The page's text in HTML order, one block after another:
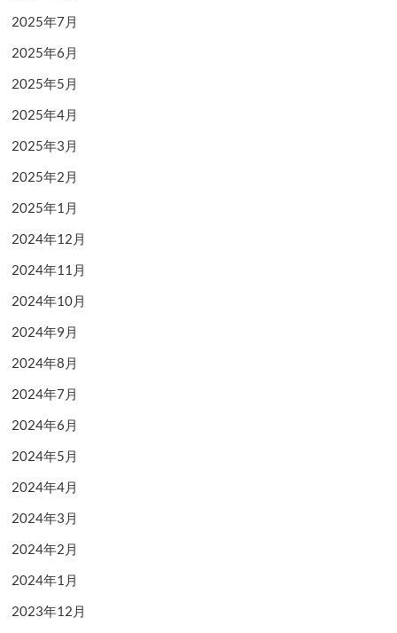
2025年7月
2025年6月
2025年5月
2025年4月
2025年3月
2025年2月
2025年1月
2024年12月
2024年11月
2024年10月
2024年9月
2024年8月
2024年7月
2024年6月
2024年5月
2024年4月
2024年3月
2024年2月
2024年1月
2023年12月